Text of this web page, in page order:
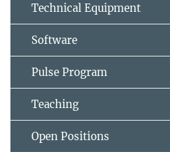
Technical Equipment
Software
Pulse Program
Teaching
Open Positions